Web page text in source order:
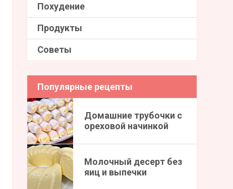
Похудение
Продукты
Советы
Популярные рецепты
Домашние трубочки с
ореховой начинкой
Молочный десерт без
яиц и выпечки